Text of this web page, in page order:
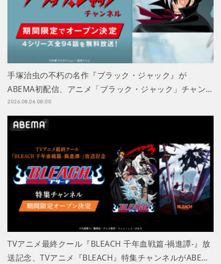
手塚治虫の不朽の名作『ブラック・ジャック』が
ABEMA初配信、アニメ「ブラック・ジャック」チャン…
2026.08.06 08:00
TVアニメ最終クール『BLEACH 千年血戦篇-禍進譚-』放
送記念、TVアニメ『BLEACH』特集チャンネルがABE…